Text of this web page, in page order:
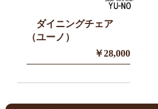
ダイニングチェア
（ユーノ）
￥28,000